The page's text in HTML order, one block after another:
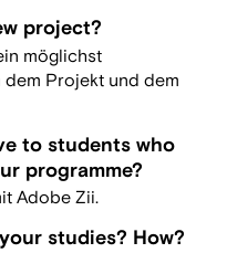
project?
möglichst
Projekt und dem
to students who
programme?
Adobe Zii.
studies? How?